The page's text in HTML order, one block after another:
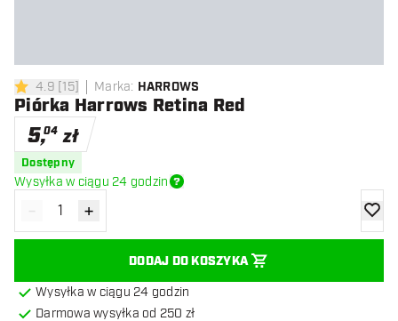
4.9 gwiazdki oceny
4.9 [15] Marka: HARROWS
Piórka Harrows Retina Red
5,04 zł
Dostępny
Wysyłka w ciągu 24 godzin
Zmniejsz ilość
- Zwiększ ilość
+
DODAJ DO KOSZYKA
Wysyłka w ciągu 24 godzin
Darmowa wysyłka od 250 zł